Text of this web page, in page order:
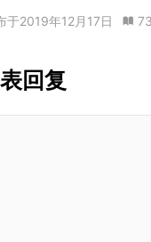
于2019年12月17日
回复